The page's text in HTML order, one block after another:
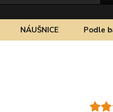
NÁUŠNICE Podle